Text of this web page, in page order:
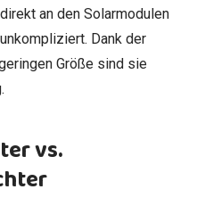
an den Solarmodulen
Dank der
Größe sind sie
vs.